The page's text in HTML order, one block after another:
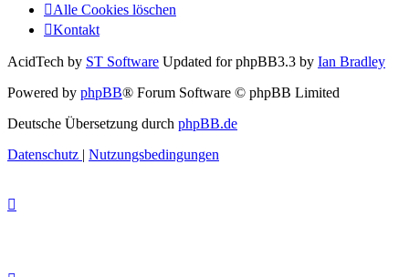
Alle Cookies löschen
Kontakt
AcidTech by ST Software Updated for phpBB3.3 by Ian Bradley
Powered by phpBB® Forum Software © phpBB Limited
Deutsche Übersetzung durch phpBB.de
Datenschutz | Nutzungsbedingungen